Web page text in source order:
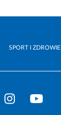
SPORT I ZDROWIE